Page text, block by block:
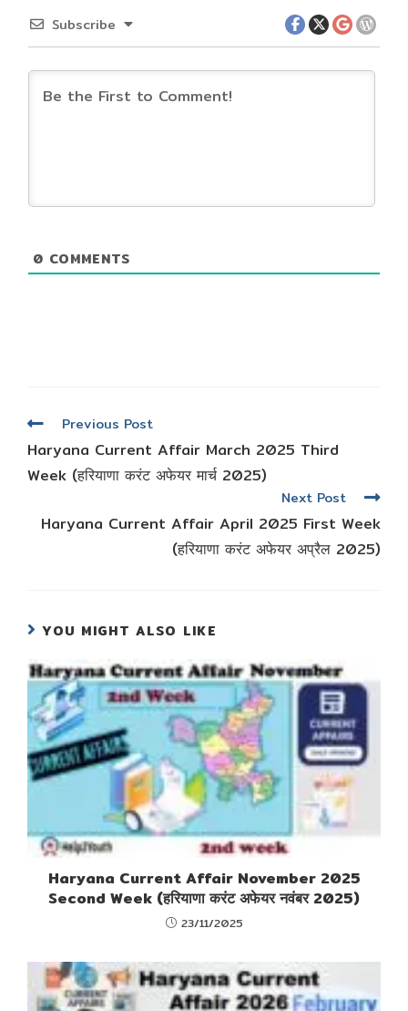
Subscribe
0 COMMENTS
Read
more
articles
Previous Post
Haryana Current Affair March 2025 Third
Week (हरियाणा करंट अफेयर मार्च 2025)
Next Post
Haryana Current Affair April 2025 First Week
(हरियाणा करंट अफेयर अप्रैल 2025)
YOU MIGHT ALSO LIKE
Haryana Current Affair November 2025
Second Week (हरियाणा करंट अफेयर नवंबर 2025)
23/11/2025